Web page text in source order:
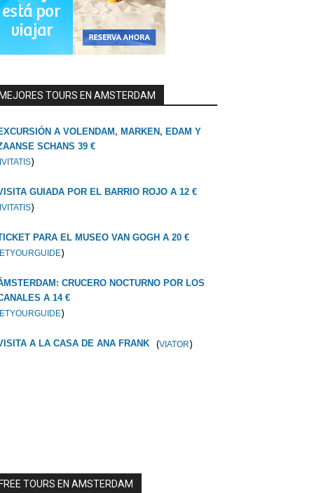
TOURS EN AMSTERDAM
A VOLENDAM, MARKEN, EDAM Y
SCHANS 39 €
)
GUIADA POR EL BARRIO ROJO A 12 €
)
PARA EL MUSEO VAN GOGH A 20 €
)
CRUCERO NOCTURNO POR LOS
A 14 €
)
A LA CASA DE ANA FRANK (VIATOR)
TOURS EN AMSTERDAM